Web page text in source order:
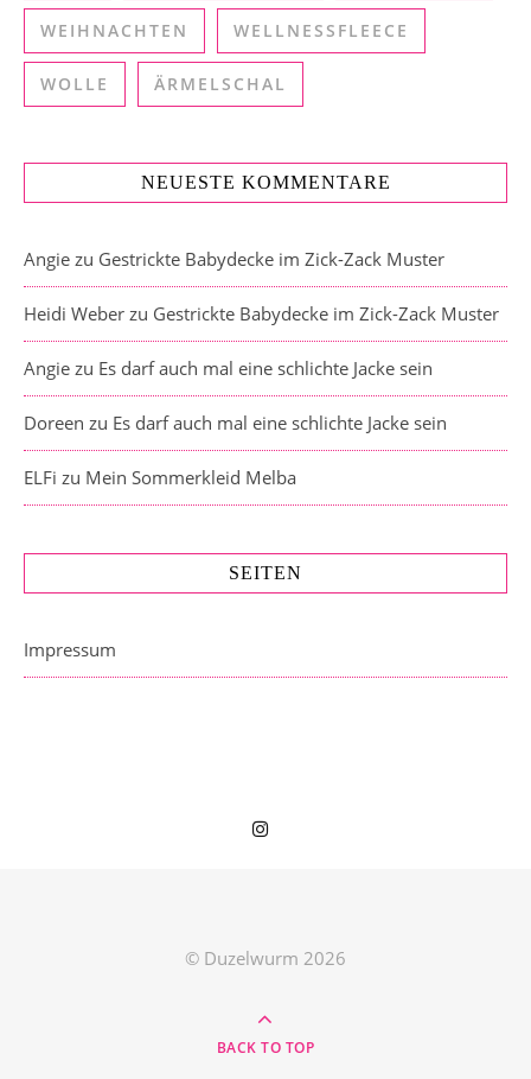
WEIHNACHTEN WELLNESSFLEECE
WOLLE ÄRMELSCHAL
NEUESTE KOMMENTARE
Angie zu Gestrickte Babydecke im Zick-Zack Muster
Heidi Weber zu Gestrickte Babydecke im Zick-Zack Muster
Angie zu Es darf auch mal eine schlichte Jacke sein
Doreen zu Es darf auch mal eine schlichte Jacke sein
ELFi zu Mein Sommerkleid Melba
SEITEN
Impressum
© Duzelwurm 2026
BACK TO TOP